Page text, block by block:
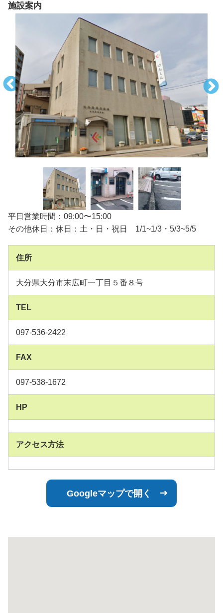
施設案内
平日営業時間：09:00〜15:00
その他休日：休日：土・日・祝日 1/1~1/3・5/3~5/5
住所
大分県大分市末広町一丁目５番８号
TEL
097-536-2422
FAX
097-538-1672
HP
アクセス方法
Googleマップで開く